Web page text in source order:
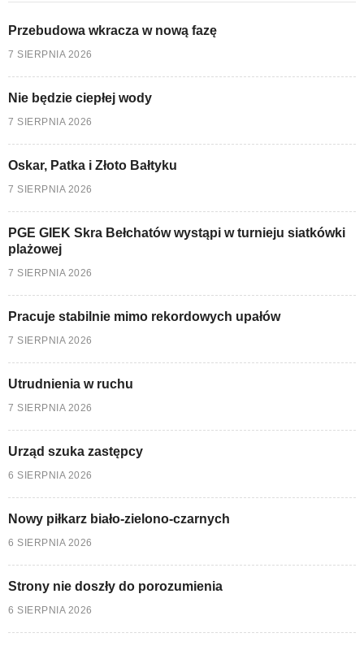
Przebudowa wkracza w nową fazę
7 SIERPNIA 2026
Nie będzie ciepłej wody
7 SIERPNIA 2026
Oskar, Patka i Złoto Bałtyku
7 SIERPNIA 2026
PGE GIEK Skra Bełchatów wystąpi w turnieju siatkówki
plażowej
7 SIERPNIA 2026
Pracuje stabilnie mimo rekordowych upałów
7 SIERPNIA 2026
Utrudnienia w ruchu
7 SIERPNIA 2026
Urząd szuka zastępcy
6 SIERPNIA 2026
Nowy piłkarz biało-zielono-czarnych
6 SIERPNIA 2026
Strony nie doszły do porozumienia
6 SIERPNIA 2026